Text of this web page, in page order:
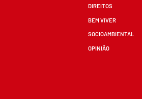
DIREITOS
BEM VIVER
SOCIOAMBIENTAL
OPINIÃO